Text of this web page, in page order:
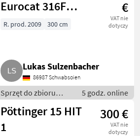
dyskowe
Eurocat 316F
Frontmähwerk
€
VAT nie
dotyczy
R. prod. 2009 300 cm
Lukas Sulzenbacher
86987 Schwabsoien
Sprzęt do zbioru
siana i paszowy /
Kosiarki dyskowe
5 godz. online
Pöttinger 15 HIT
1
300 €
VAT nie
dotyczy